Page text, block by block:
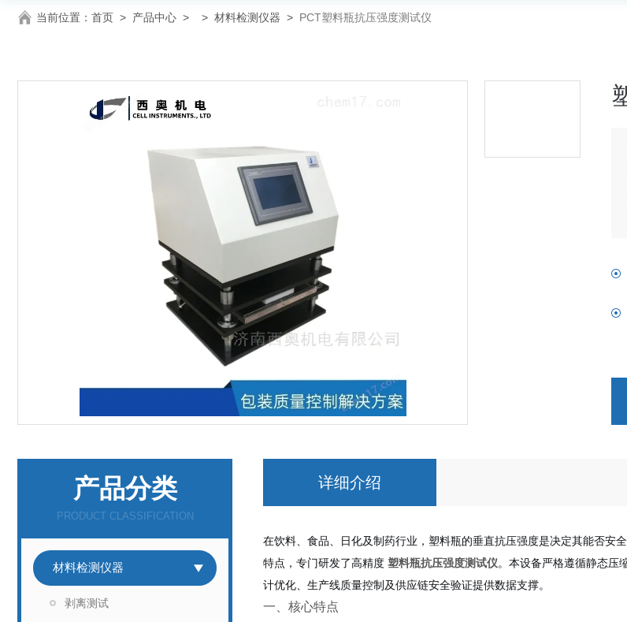
当前位置： 首页 > 产品中心 > > 材料检测仪器 > PCT塑料瓶抗压强度测试仪
产品分类
PRODUCT CLASSIFICATION
材料检测仪器
剥离测试
详细介绍
在饮料、食品、日化及制药行业，塑料瓶的垂直抗压强度是决定其能否安
特点，专门研发了高精度 塑料瓶抗压强度测试仪。本设备严格遵循静态压
计优化、生产线质量控制及供应链安全验证提供数据支撑。
一、核心特点